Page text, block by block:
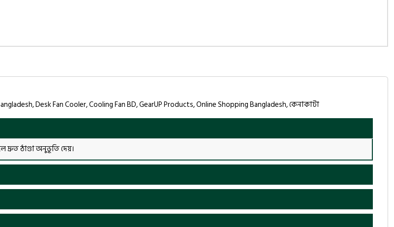
Desk Fan Cooler, Cooling Fan BD, GearUP Products, Online Shopping Bangladesh, কেনাকাটা
দ্রুত ঠাণ্ডা অনুভূতি দেয়।